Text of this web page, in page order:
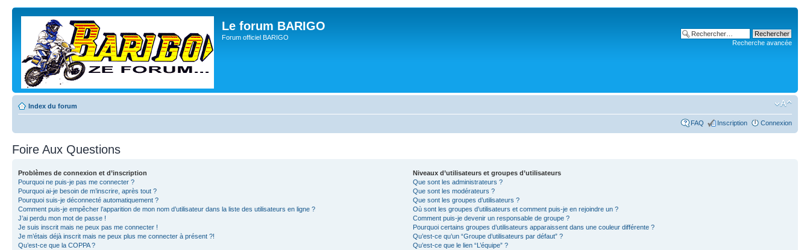
Le forum BARIGO
Forum officiel BARIGO
Recherche avancée
Index du forum
FAQ Inscription Connexion
Foire Aux Questions
Problèmes de connexion et d’inscription
Pourquoi ne puis-je pas me connecter ?
Pourquoi ai-je besoin de m’inscrire, après tout ?
Pourquoi suis-je déconnecté automatiquement ?
Comment puis-je empêcher l’apparition de mon nom d’utilisateur dans la liste des utilisateurs en ligne ?
J’ai perdu mon mot de passe !
Je suis inscrit mais ne peux pas me connecter !
Je m’étais déjà inscrit mais ne peux plus me connecter à présent ?!
Qu’est-ce que la COPPA ?
Niveaux d’utilisateurs et groupes d’utilisateurs
Que sont les administrateurs ?
Que sont les modérateurs ?
Que sont les groupes d’utilisateurs ?
Où sont les groupes d’utilisateurs et comment puis-je en rejoindre un ?
Comment puis-je devenir un responsable de groupe ?
Pourquoi certains groupes d’utilisateurs apparaissent dans une couleur différente ?
Qu’est-ce qu’un “Groupe d’utilisateurs par défaut” ?
Qu’est-ce que le lien “L’équipe” ?